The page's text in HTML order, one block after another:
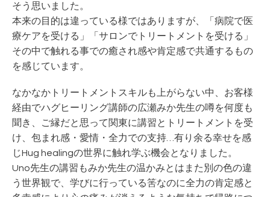
そう思いました。
本来の目的は違っている様ではありますが、「病院で医
療ケアを受ける」「サロンでトリートメントを受ける」
その中で触れる事での癒され感や肯定感で共通するもの
を感じています。
なかなかトリートメントスキルも上がらない中、お客様
経由でハグヒーリング講師の広瀬みか先生の噂を何度も
聞き、ご縁だと思って関東に講習とトリートメントを受
け、包まれ感・愛情・全力での支持…有り余る幸せを感
じHug healingの世界に触れ学ぶ機会となりました。
Uno先生の講習もみか先生の温かみとはまた別の色の違
う世界観で、学びに行っている筈なのに全力の肯定感と